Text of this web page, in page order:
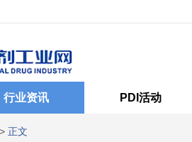
行业资讯 PDI活动
> 正文